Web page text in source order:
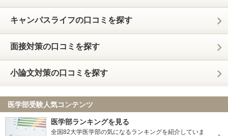
キャンパスライフの口コミを探す
面接対策の口コミを探す
小論文対策の口コミを探す
医学部受験人気コンテンツ
医学部ランキングを見る
全国82大学医学部の気になるランキングを紹介していま